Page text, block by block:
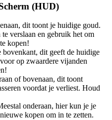
(HUD)
dit toont je huidige goud.
verslaan en gebruik het om
kopen!
bovenkant, dit geeft de huidige
op zwaardere vijanden
of bovenaan, dit toont
voordat je verliest. Houd
onderaan, hier kun je je
kopen om in te zetten.